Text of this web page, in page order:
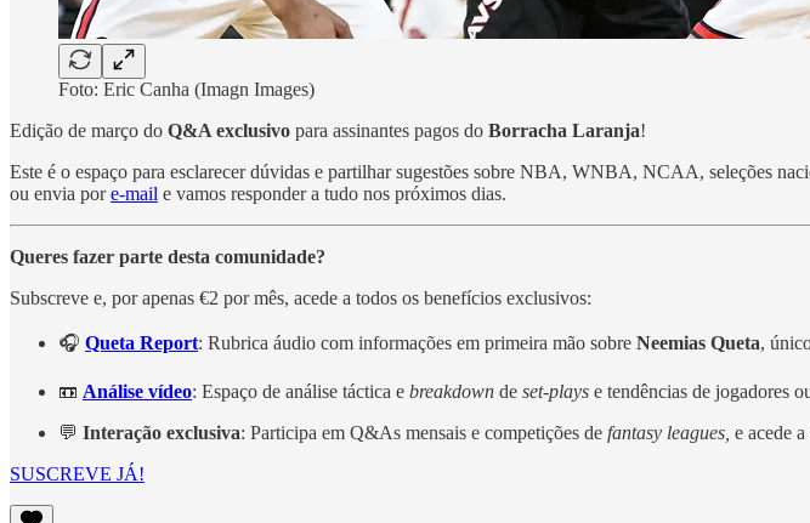
Foto: Eric Canha (Imagn Images)
Edição de março do Q&A exclusivo para assinantes pagos do Borracha Laranja!
Este é o espaço para esclarecer dúvidas e partilhar sugestões sobre NBA, WNBA, NCAA, seleções
ou envia pore-mail e vamos responder a tudo nos próximos dias.
Queres fazer parte desta comunidade?
Subscreve e, por apenas €2 por mês, acede a todos os benefícios exclusivos:
🎧 Queta Report: Rubrica áudio com informações em primeira mão sobre Neemias Queta,
📼 Análise vídeo: Espaço de análise táctica e breakdown de set-plays e tendências de jogadores
💬 Interação exclusiva: Participa em Q&As mensais e competições de fantasy leagues, e acede
SUSCREVE JÁ!